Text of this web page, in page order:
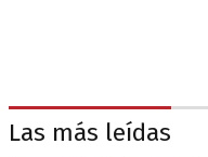
Las más leídas